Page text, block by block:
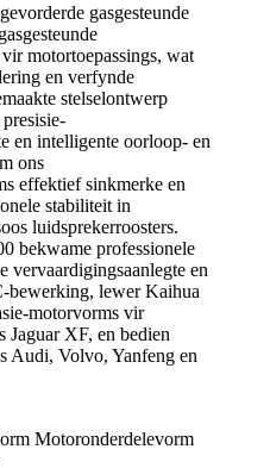
gasgesteunde
motortoepassings, wat
en verfynde
stelselontwerp
en intelligente oorloop- en
ons
effektief sinkmerke en
stabiliteit in
luidsprekerroosters.
bekwame professionele
vervaardigingsaanlegte en
bewerking, lewer Kaihua
motorvorms vir
Jaguar XF, en bedien
Audi, Volvo, Yanfeng en